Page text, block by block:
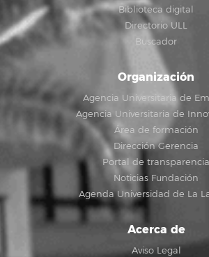
Biblioteca digital
Directorio ULL
Buscador
Organización
Agencia Universitaria de
Agencia Universitaria de
Área de formación
Dirección Gerencia
Portal de transparencia
Noticias Fundación
Agenda Universidad de La
Acerca de
Aviso Legal